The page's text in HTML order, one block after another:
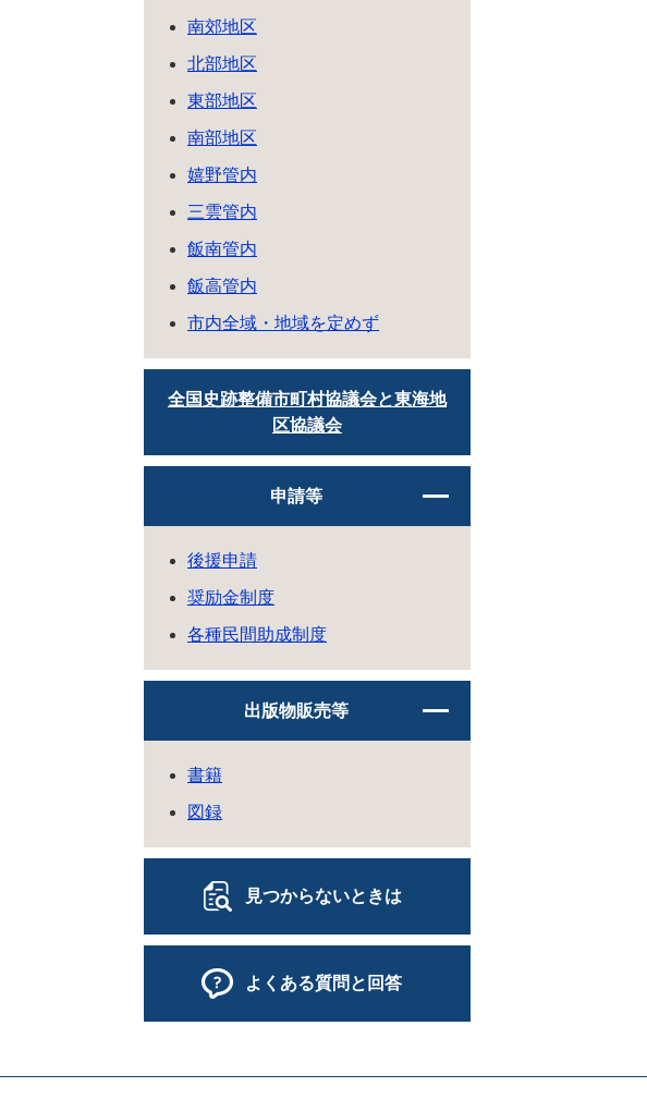
南郊地区
北部地区
東部地区
南部地区
嬉野管内
三雲管内
飯南管内
飯高管内
市内全域・地域を定めず
全国史跡整備市町村協議会と東海地
区協議会
申請等
後援申請
奨励金制度
各種民間助成制度
出版物販売等
書籍
図録
見つからないときは
よくある質問と回答